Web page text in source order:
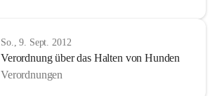
So., 9. Sept. 2012
Verordnung über das Halten von Hunden
Verordnungen